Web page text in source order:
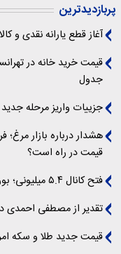
پربازدیدترین
آغاز قطع یارانه نقدی و
قیمت خرید خانه در
جدول
جزییات واریز مرحله
قیمت در راه است؟
فتح کانال ۵.۴ میلیونی؛ بورس از سد مقاومت کلیدی عبور کرد
تقدیر از مصطفی احمدی
قیمت جدید طلا و سکه امروز ۱۵